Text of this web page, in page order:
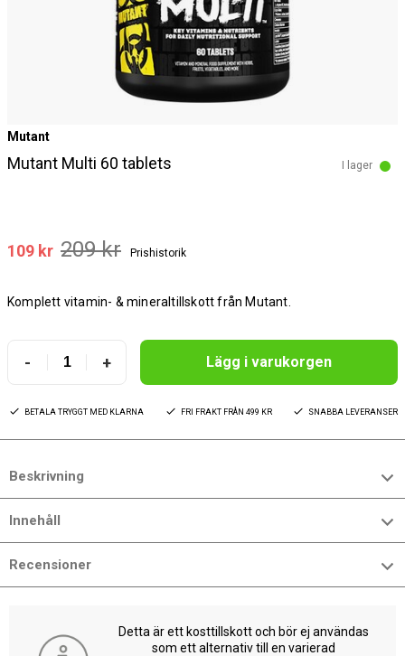
Mutant
Mutant Multi 60 tablets I lager
109 kr 209 kr Prishistorik
Komplett vitamin- & mineraltillskott från Mutant.
- + Lägg i varukorgen
BETALA TRYGGT MED KLARNA FRI FRAKT FRÅN 499 KR SNABBA LEVERANSER
Beskrivning
Innehåll
Recensioner
Detta är ett kosttillskott och bör ej användas
som ett alternativ till en varierad